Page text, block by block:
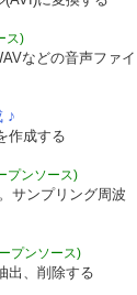
ス)
などの音声ファイ
♪
作成する
プンソース)
サンプリング周波
プンソース)
出、削除する